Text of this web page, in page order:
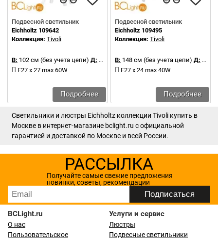
Подвесной светильник
Eichholtz 109642
Коллекция: Tivoli
В: 102 см (без учета цепи) Д:
E27 x 27 max 60W
Подробнее
Подвесной светильник
Eichholtz 109495
Коллекция: Tivoli
В: 148 см (без учета цепи) Д:
E27 x 24 max 40W
Подробнее
Светильники и люстры Eichholtz коллекции Tivoli купить в
Москве в интернет-магазине bclight.ru с официальной
гарантией и доставкой по Москве и всей России.
РАССЫЛКА
Получайте самые свежие предложения
новинки, советы, рекомендации
BCLight.ru
О нас
Пользовательское
Услуги и сервис
Люстры
Подвесные светильники